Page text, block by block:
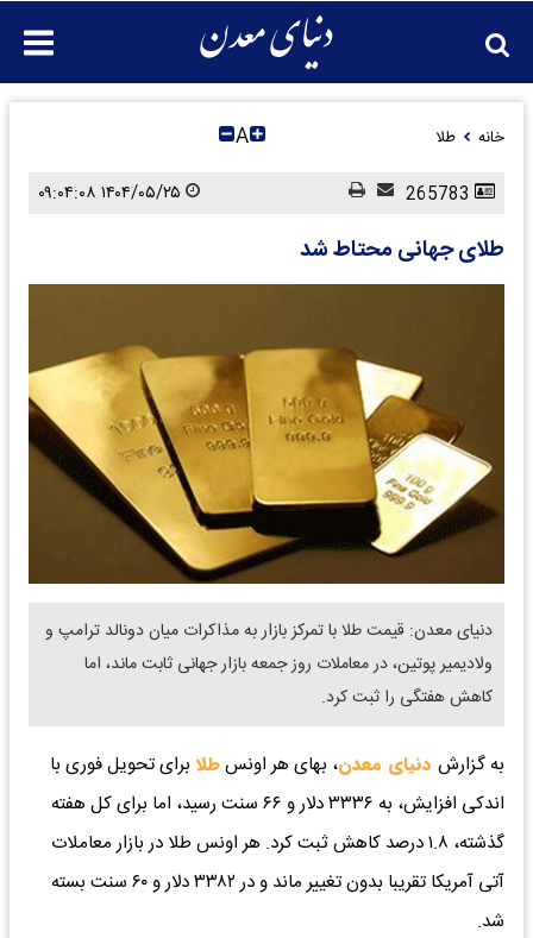
خانه طلا A
طلای جهانی محتاط شد
دنیای معدن: قیمت طلا با تمرکز بازار به مذاکرات میان دونالد ترامپ و
ولادیمیر پوتین، در معاملات روز جمعه بازار جهانی ثابت ماند، اما
کاهش هفتگی را ثبت کرد.
به گزارش دنیای معدن، بهای هر اونسطلا برای تحویل فوری با
اندکی افزایش، به ۳۳۳۶ دلار و ۶۶ سنت رسید، اما برای کل هفته
گذشته، ۱.۸ درصد کاهش ثبت کرد. هر اونس طلا در بازار معاملات
آتی آمریکا تقریبا بدون تغییر ماند و در ۳۳۸۲ دلار و ۶۰ سنت بسته
شد.